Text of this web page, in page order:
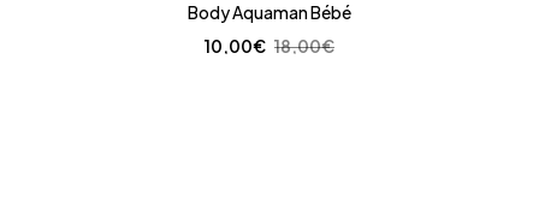
Body Aquaman Bébé
18,00€
10,00€